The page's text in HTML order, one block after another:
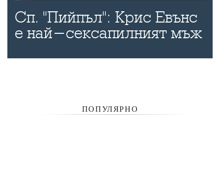
Сп. "Пийпъл": Крис Евънс
е най-сексапилният мъж
ПОПУЛЯРНО